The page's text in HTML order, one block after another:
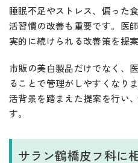
睡眠不足やストレス、偏った
活習慣の改善も重要です。医
実的に続けられる改善策を提案
市販の美白製品だけでなく、
ることで管理がしやすくなり
活背景を踏まえた提案を行い
す。
サラン鶴橋皮フ科に